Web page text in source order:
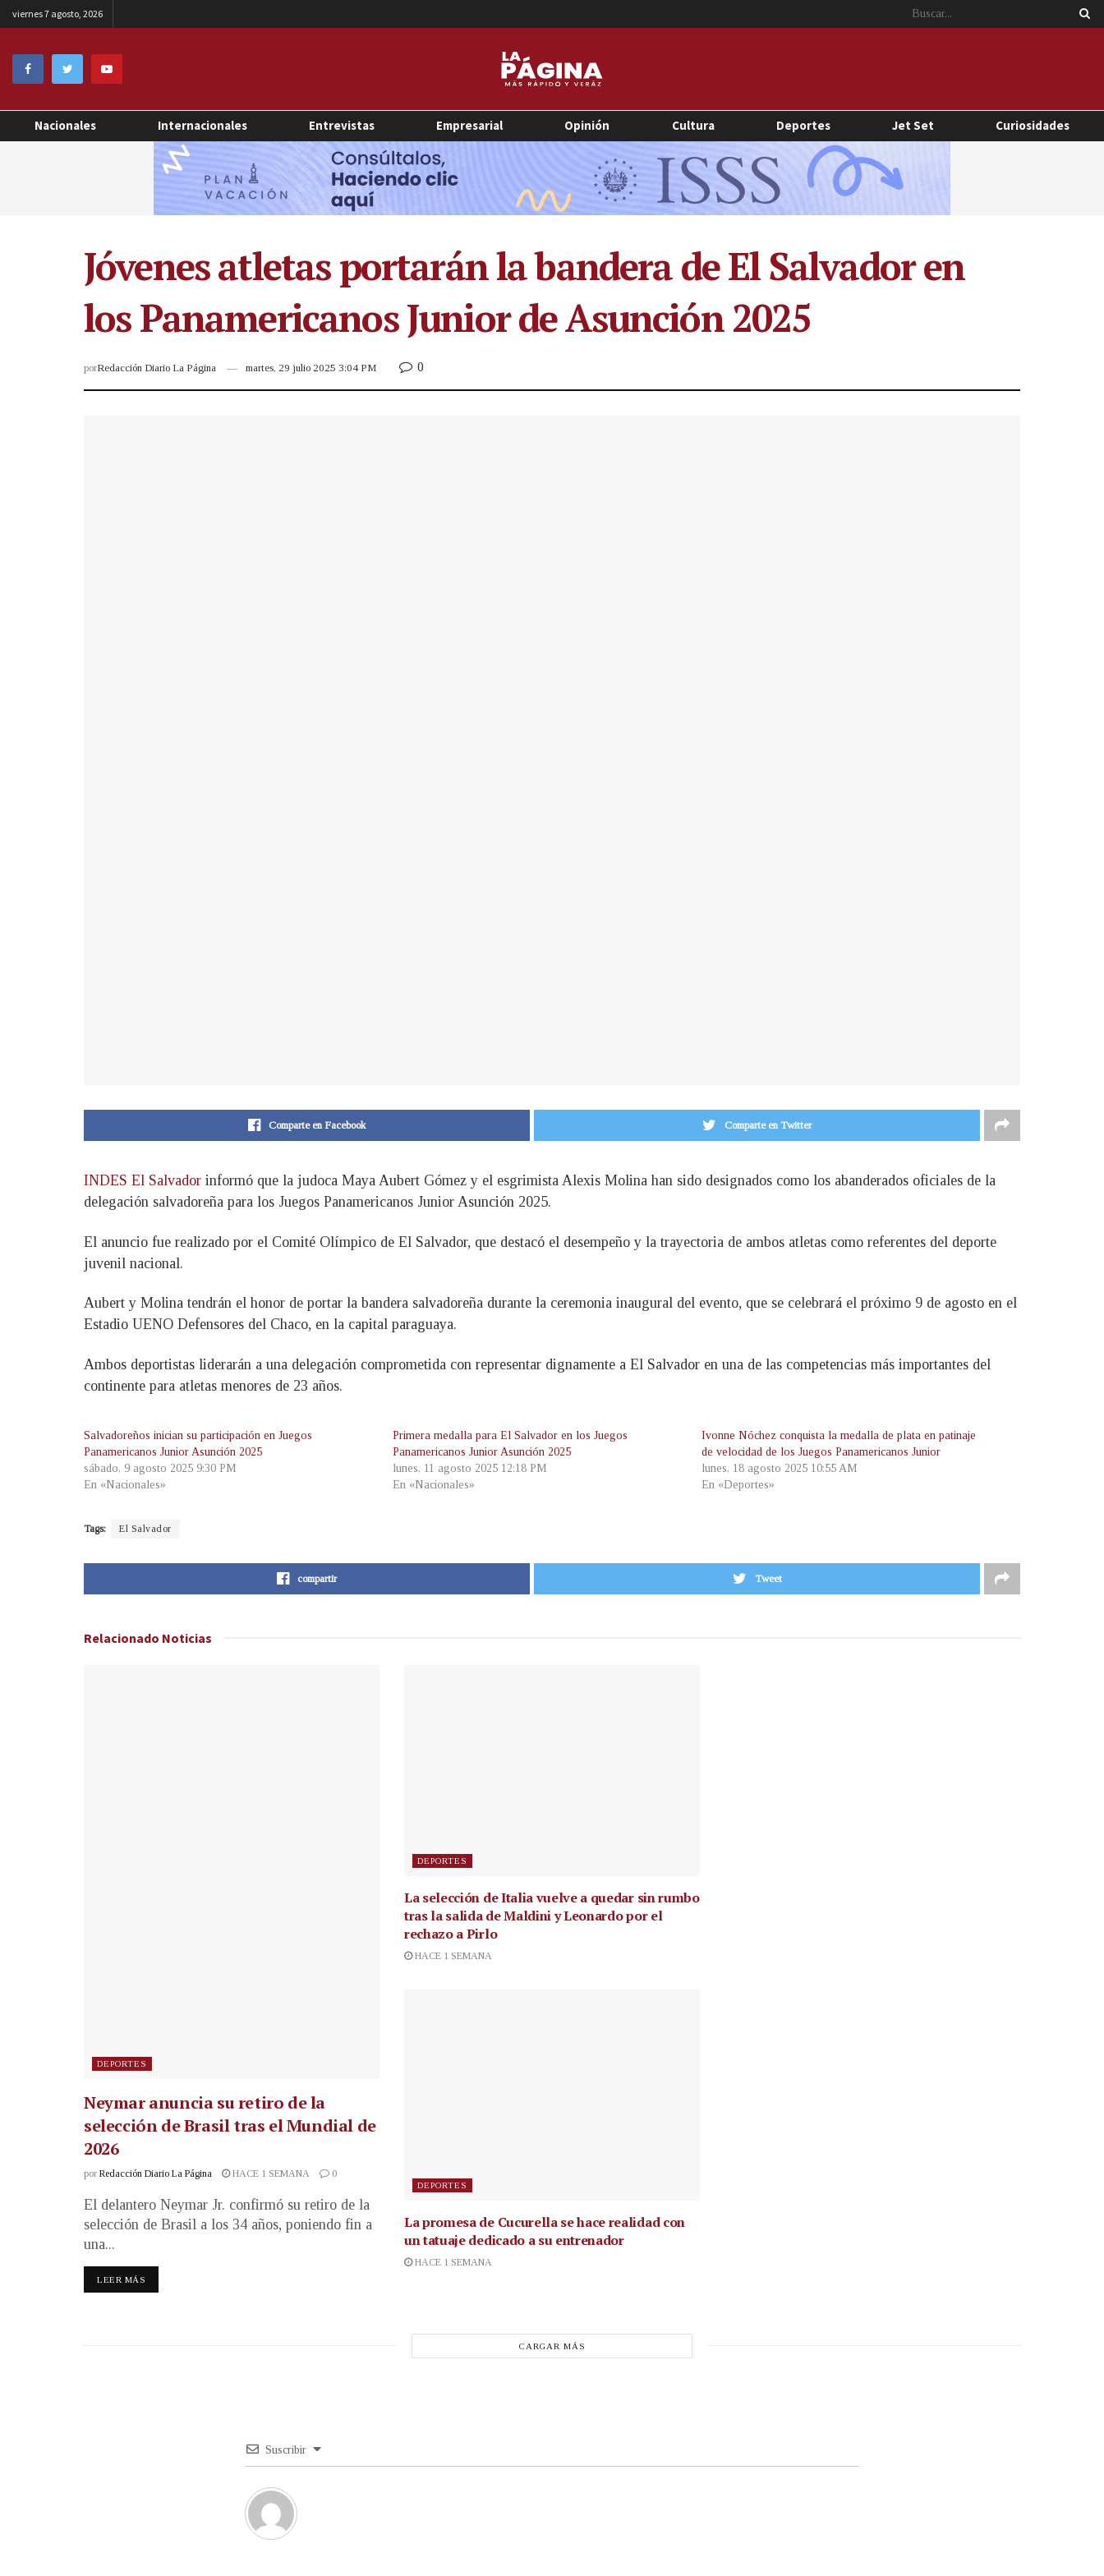
viernes 7 agosto, 2026
Nacionales Internacionales Entrevistas Empresarial Opinión Cultura Deportes Jet Set Curiosidades
Jóvenes atletas portarán la bandera de El Salvador en
los Panamericanos Junior de Asunción 2025
porRedacción Diario La Página martes, 29 julio 2025 3:04 PM 0
Comparte en Facebook Comparte en Twitter
INDES El Salvador informó que la judoca Maya Aubert Gómez y el esgrimista Alexis Molina han sido designados como los abanderados oficiales de la
delegación salvadoreña para los Juegos Panamericanos Junior Asunción 2025.
El anuncio fue realizado por el Comité Olímpico de El Salvador, que destacó el desempeño y la trayectoria de ambos atletas como referentes del deporte
juvenil nacional.
Aubert y Molina tendrán el honor de portar la bandera salvadoreña durante la ceremonia inaugural del evento, que se celebrará el próximo 9 de agosto en el
Estadio UENO Defensores del Chaco, en la capital paraguaya.
Ambos deportistas liderarán a una delegación comprometida con representar dignamente a El Salvador en una de las competencias más importantes del
continente para atletas menores de 23 años.
Salvadoreños inician su participación en Juegos
Panamericanos Junior Asunción 2025
sábado, 9 agosto 2025 9:30 PM
En «Nacionales»
Primera medalla para El Salvador en los Juegos
Panamericanos Junior Asunción 2025
lunes, 11 agosto 2025 12:18 PM
En «Nacionales»
Ivonne Nóchez conquista la medalla de plata en patinaje
de velocidad de los Juegos Panamericanos Junior
lunes, 18 agosto 2025 10:55 AM
En «Deportes»
Tags: El Salvador
compartir Tweet
Relacionado Noticias
DEPORTES
Neymar anuncia su retiro de la
selección de Brasil tras el Mundial de
2026
por Redacción Diario La Página HACE 1 SEMANA 0
El delantero Neymar Jr. confirmó su retiro de la
selección de Brasil a los 34 años, poniendo fin a
una...
LEER MÁS
DEPORTES
La selección de Italia vuelve a quedar sin rumbo
tras la salida de Maldini y Leonardo por el
rechazo a Pirlo
HACE 1 SEMANA
DEPORTES
La promesa de Cucurella se hace realidad con
un tatuaje dedicado a su entrenador
HACE 1 SEMANA
CARGAR MÁS
Suscribir